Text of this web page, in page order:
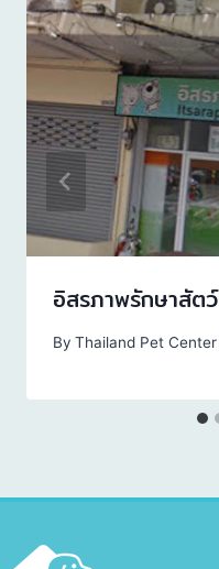
อิสรภาพรักษาสัตว์
By Thailand Pet Center